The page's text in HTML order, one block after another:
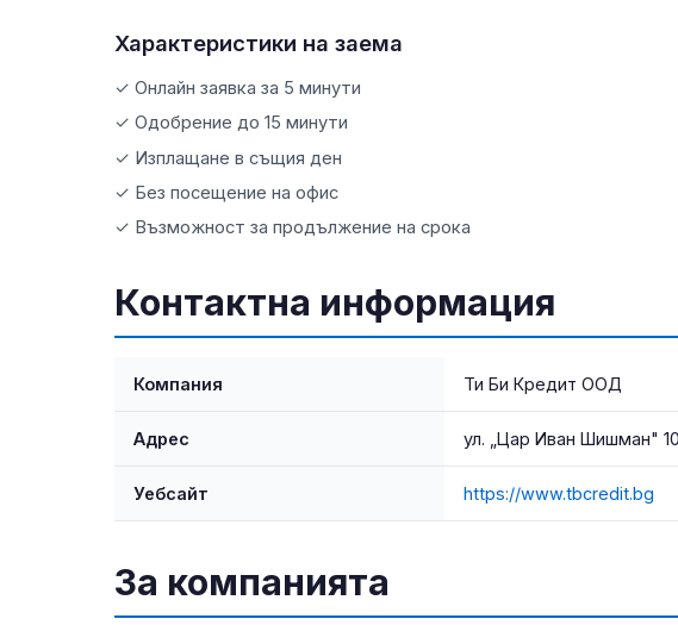
Характеристики на заема
✓ Онлайн заявка за 5 минути
✓ Одобрение до 15 минути
✓ Изплащане в същия ден
✓ Без посещение на офис
✓ Възможност за продължение на срока
Контактна информация
Компания Ти Би Кредит ООД
Адрес ул. „Цар Иван Шишман"
Уебсайт https://www.tbcredit.bg
За компанията